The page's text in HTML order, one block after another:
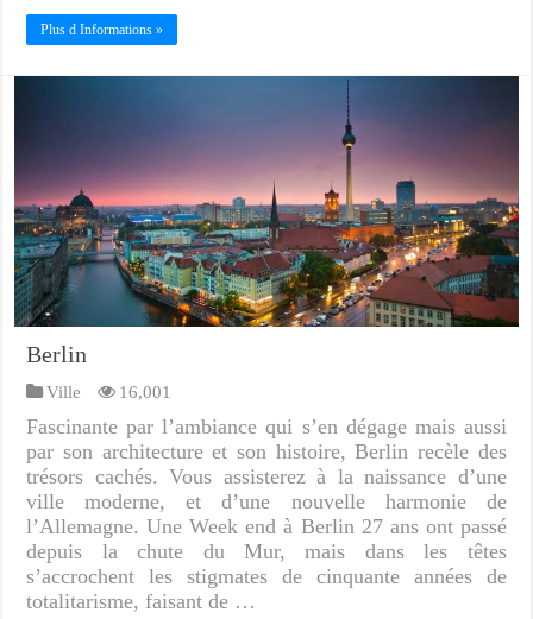
Plus d Informations »
Berlin
Ville 16,001
Fascinante par l’ambiance qui s’en dégage mais aussi
par son architecture et son histoire, Berlin recèle des
trésors cachés. Vous assisterez à la naissance d’une
ville moderne, et d’une nouvelle harmonie de
l’Allemagne. Une Week end à Berlin 27 ans ont passé
depuis la chute du Mur, mais dans les têtes
s’accrochent les stigmates de cinquante années de
totalitarisme, faisant de …